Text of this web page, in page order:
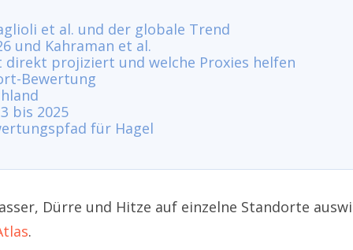
et al. und der globale Trend
und Kahraman et al.
direkt projiziert und welche Proxies helfen
Bewertung
bis 2025
für Hagel
Dürre und Hitze auf einzelne Standorte
.